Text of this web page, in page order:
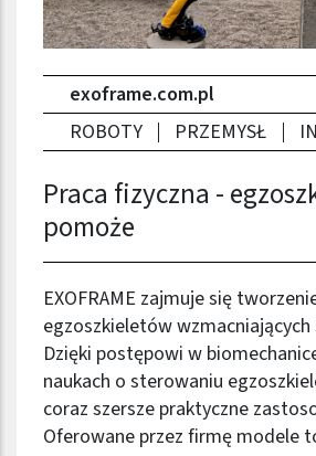
exoframe.com.pl
ROBOTY
PRZEMYSŁ
Praca fizyczna -
pomoże
EXOFRAME zajmuje się
egzoszkieletów wzmacniających
Dzięki postępowi w
naukach o sterowaniu
coraz szersze praktyczne
Oferowane przez firmę modele